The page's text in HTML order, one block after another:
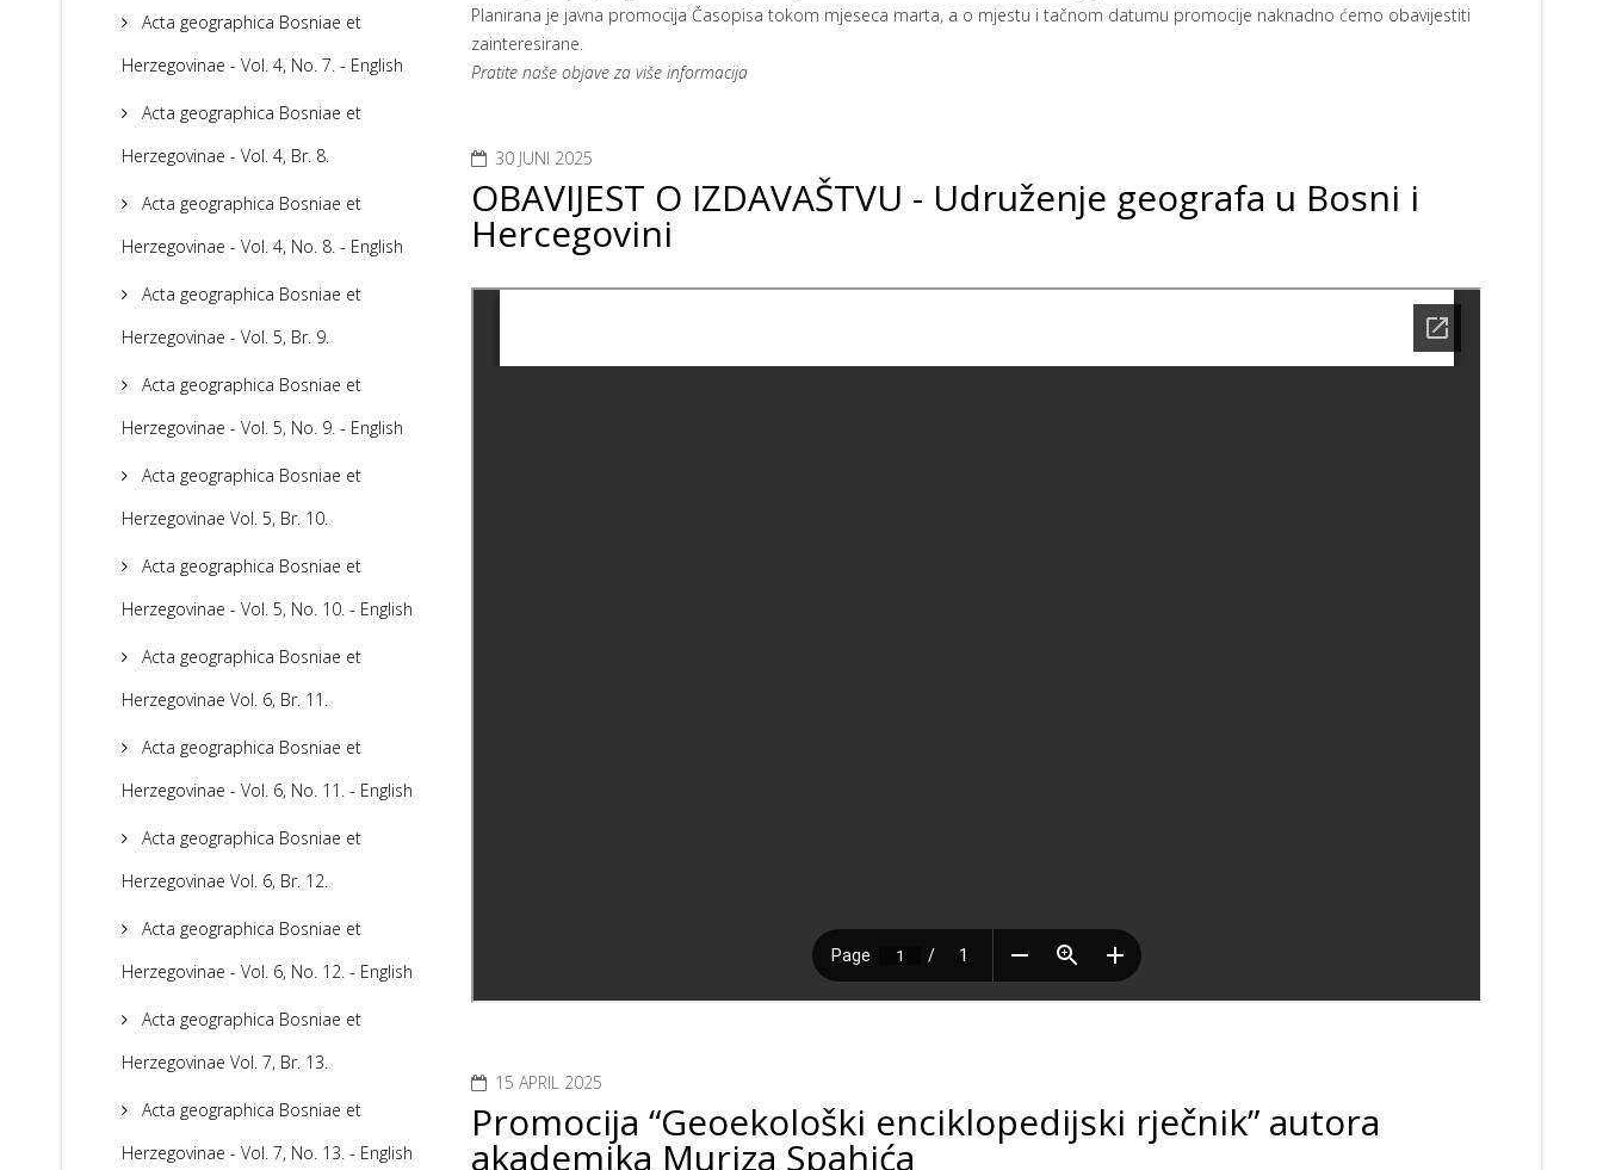
Acta geographica Bosniae et
Herzegovinae - Vol. 4, No. 7. - English
Acta geographica Bosniae et
Herzegovinae - Vol. 4, Br. 8.
Acta geographica Bosniae et
Herzegovinae - Vol. 4, No. 8. - English
Acta geographica Bosniae et
Herzegovinae - Vol. 5, Br. 9.
Acta geographica Bosniae et
Herzegovinae - Vol. 5, No. 9. - English
Acta geographica Bosniae et
Herzegovinae Vol. 5, Br. 10.
Acta geographica Bosniae et
Herzegovinae - Vol. 5, No. 10. - English
Acta geographica Bosniae et
Herzegovinae Vol. 6, Br. 11.
Acta geographica Bosniae et
Herzegovinae - Vol. 6, No. 11. - English
Acta geographica Bosniae et
Herzegovinae Vol. 6, Br. 12.
Acta geographica Bosniae et
Herzegovinae - Vol. 6, No. 12. - English
Acta geographica Bosniae et
Herzegovinae Vol. 7, Br. 13.
Acta geographica Bosniae et
Herzegovinae - Vol. 7, No. 13. - English
Planirana je javna promocija Časopisa tokom mjeseca marta, a o mjestu i tačnom datumu promocije naknadno ćemo obavijestiti
zainteresirane.
Pratite naše objave za više informacija
30 JUNI 2025
OBAVIJEST O IZDAVAŠTVU - Udruženje geografa u Bosni i
Hercegovini
15 APRIL 2025
Promocija “Geoekološki enciklopedijski rječnik” autora
akademika Muriza Spahića